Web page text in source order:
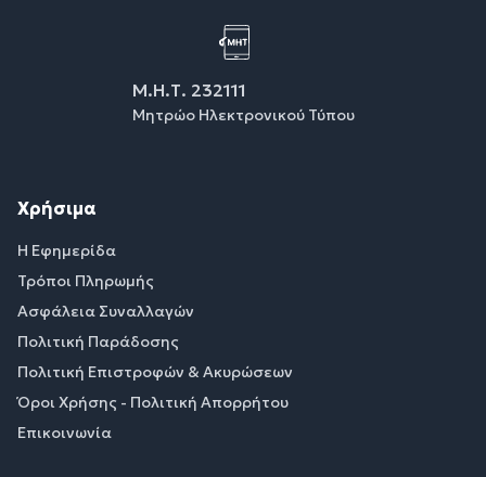
Μ.Η.Τ. 232111
Μητρώο Ηλεκτρονικού Τύπου
Χρήσιμα
Η Εφημερίδα
Τρόποι Πληρωμής
Ασφάλεια Συναλλαγών
Πολιτική Παράδοσης
Πολιτική Επιστροφών & Ακυρώσεων
Όροι Χρήσης - Πολιτική Απορρήτου
Επικοινωνία